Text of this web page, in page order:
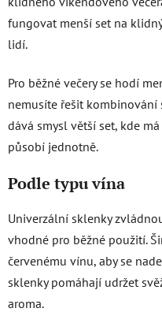
fungovat menší set na
lidí.
Pro běžné večery se hodí
nemusíte řešit kombinování
dává smysl větší set, kde
působí jednotně.
Podle typu vína
Univerzální sklenky
vhodné pro běžné použití.
červenému vínu, aby se
sklenky pomáhají udržet
aroma.